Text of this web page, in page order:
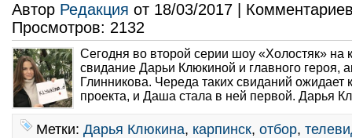
Автор Редакция от 18/03/2017 |
Просмотров: 2132
Сегодня во второй серии шоу «Холостяк» на
свидание Дарьи Клюкиной и главного героя,
Глинникова. Череда таких свиданий ожидает
проекта, и Даша стала в ней первой. Дарья
Метки: Дарья Клюкина, карпинск, отбор,